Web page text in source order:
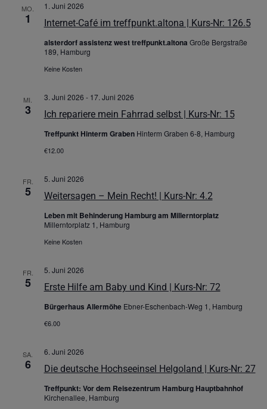
MO.
1 Internet-Café im treffpunkt.altona | Kurs-Nr: 126.5
1. Juni 2026
alsterdorf assistenz west treffpunkt.altona Große Bergstraße
189, Hamburg
Keine Kosten
MI.
3 Ich repariere mein Fahrrad selbst | Kurs-Nr: 15
3. Juni 2026 - 17. Juni 2026
Treffpunkt Hinterm Graben Hinterm Graben 6-8, Hamburg
€12.00
FR.
5 Weitersagen – Mein Recht! | Kurs-Nr: 4.2
5. Juni 2026
Leben mit Behinderung Hamburg am Millerntorplatz
Millerntorplatz 1, Hamburg
Keine Kosten
FR.
5 Erste Hilfe am Baby und Kind | Kurs-Nr: 72
5. Juni 2026
Bürgerhaus Allermöhe Ebner-Eschenbach-Weg 1, Hamburg
€6.00
SA.
6 Die deutsche Hochseeinsel Helgoland | Kurs-Nr: 27
6. Juni 2026
Treffpunkt: Vor dem Reisezentrum Hamburg Hauptbahnhof
Kirchenallee, Hamburg